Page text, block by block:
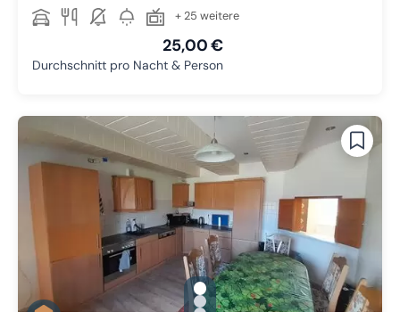
+ 25 weitere
25,00 €
Durchschnitt pro Nacht & Person
gallery.slide_selector
Zu Slide 1 wechseln